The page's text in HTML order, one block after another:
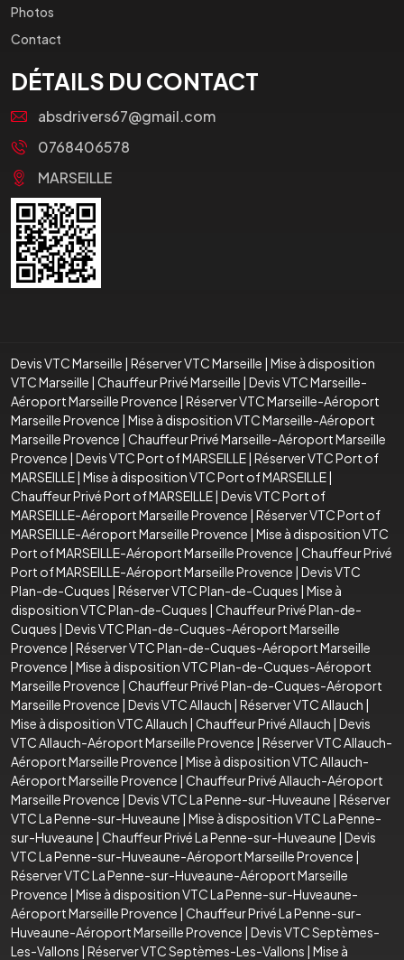
Photos
Contact
DÉTAILS DU CONTACT
absdrivers67@gmail.com
0768406578
MARSEILLE
Devis VTC Marseille | Réserver VTC Marseille | Mise à disposition
VTC Marseille | Chauffeur Privé Marseille | Devis VTC Marseille-
Aéroport Marseille Provence | Réserver VTC Marseille-Aéroport
Marseille Provence | Mise à disposition VTC Marseille-Aéroport
Marseille Provence | Chauffeur Privé Marseille-Aéroport Marseille
Provence | Devis VTC Port of MARSEILLE| Réserver VTC Port of
MARSEILLE| Mise à disposition VTC Port of MARSEILLE|
Chauffeur Privé Port of MARSEILLE| Devis VTC Port of
MARSEILLE-Aéroport Marseille Provence | Réserver VTC Port of
MARSEILLE-Aéroport Marseille Provence | Mise à disposition VTC
Port of MARSEILLE-Aéroport Marseille Provence | Chauffeur Privé
Port of MARSEILLE-Aéroport Marseille Provence | Devis VTC
Plan-de-Cuques | Réserver VTC Plan-de-Cuques | Mise à
disposition VTC Plan-de-Cuques | Chauffeur Privé Plan-de-
Cuques | Devis VTC Plan-de-Cuques-Aéroport Marseille
Provence | Réserver VTC Plan-de-Cuques-Aéroport Marseille
Provence | Mise à disposition VTC Plan-de-Cuques-Aéroport
Marseille Provence | Chauffeur Privé Plan-de-Cuques-Aéroport
Marseille Provence | Devis VTC Allauch | Réserver VTC Allauch |
Mise à disposition VTC Allauch | Chauffeur Privé Allauch | Devis
VTC Allauch-Aéroport Marseille Provence | Réserver VTC Allauch-
Aéroport Marseille Provence | Mise à disposition VTC Allauch-
Aéroport Marseille Provence | Chauffeur Privé Allauch-Aéroport
Marseille Provence | Devis VTC La Penne-sur-Huveaune | Réserver
VTC La Penne-sur-Huveaune | Mise à disposition VTC La Penne-
sur-Huveaune | Chauffeur Privé La Penne-sur-Huveaune | Devis
VTC La Penne-sur-Huveaune-Aéroport Marseille Provence |
Réserver VTC La Penne-sur-Huveaune-Aéroport Marseille
Provence | Mise à disposition VTC La Penne-sur-Huveaune-
Aéroport Marseille Provence | Chauffeur Privé La Penne-sur-
Huveaune-Aéroport Marseille Provence | Devis VTC Septèmes-
Les-Vallons | Réserver VTC Septèmes-Les-Vallons | Mise à